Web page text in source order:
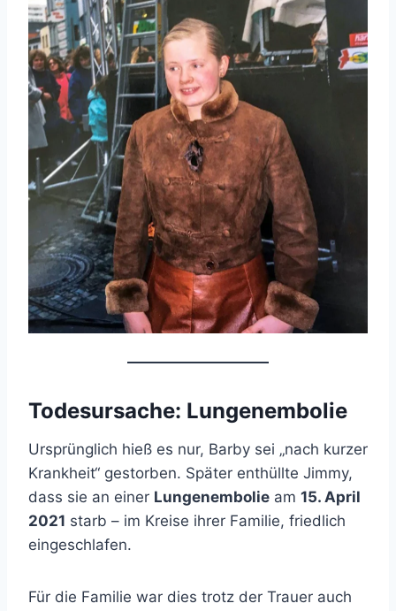
Todesursache: Lungenembolie
Ursprünglich hieß es nur, Barby sei „nach kurzer
Krankheit“ gestorben. Später enthüllte Jimmy,
dass sie an einer Lungenembolie am 15. April
2021 starb – im Kreise ihrer Familie, friedlich
eingeschlafen.
Für die Familie war dies trotz der Trauer auch